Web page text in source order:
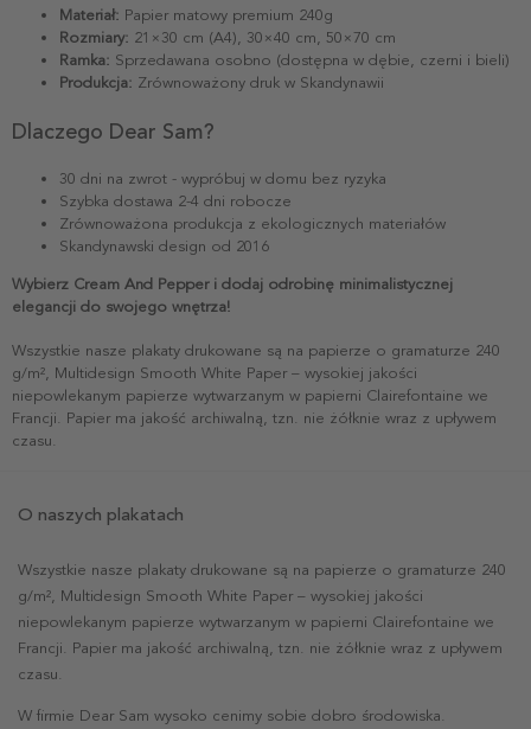
Materiał: Papier matowy premium 240g
Rozmiary: 21×30 cm (A4), 30×40 cm, 50×70 cm
Ramka: Sprzedawana osobno (dostępna w dębie, czerni i bieli)
Produkcja: Zrównoważony druk w Skandynawii
Dlaczego Dear Sam?
30 dni na zwrot - wypróbuj w domu bez ryzyka
Szybka dostawa 2-4 dni robocze
Zrównoważona produkcja z ekologicznych materiałów
Skandynawski design od 2016
Wybierz Cream And Pepper i dodaj odrobinę minimalistycznej
elegancji do swojego wnętrza!
Wszystkie nasze plakaty drukowane są na papierze o gramaturze 240
g/m², Multidesign Smooth White Paper – wysokiej jakości
niepowlekanym papierze wytwarzanym w papierni Clairefontaine we
Francji. Papier ma jakość archiwalną, tzn. nie żółknie wraz z upływem
czasu.
O naszych plakatach
Wszystkie nasze plakaty drukowane są na papierze o gramaturze 240
g/m², Multidesign Smooth White Paper – wysokiej jakości
niepowlekanym papierze wytwarzanym w papierni Clairefontaine we
Francji. Papier ma jakość archiwalną, tzn. nie żółknie wraz z upływem
czasu.
W firmie Dear Sam wysoko cenimy sobie dobro środowiska.